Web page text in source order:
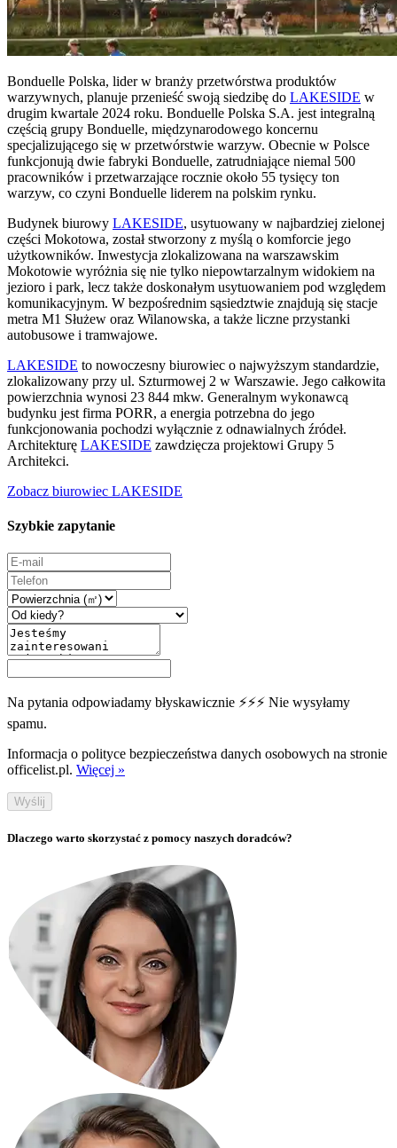
Bonduelle Polska, lider w branży przetwórstwa produktów
warzywnych, planuje przenieść swoją siedzibę do LAKESIDE w
drugim kwartale 2024 roku. Bonduelle Polska S.A. jest integralną
częścią grupy Bonduelle, międzynarodowego koncernu
specjalizującego się w przetwórstwie warzyw. Obecnie w Polsce
funkcjonują dwie fabryki Bonduelle, zatrudniające niemal 500
pracowników i przetwarzające rocznie około 55 tysięcy ton
warzyw, co czyni Bonduelle liderem na polskim rynku.
Budynek biurowy LAKESIDE, usytuowany w najbardziej zielonej
części Mokotowa, został stworzony z myślą o komforcie jego
użytkowników. Inwestycja zlokalizowana na warszawskim
Mokotowie wyróżnia się nie tylko niepowtarzalnym widokiem na
jezioro i park, lecz także doskonałym usytuowaniem pod względem
komunikacyjnym. W bezpośrednim sąsiedztwie znajdują się stacje
metra M1 Służew oraz Wilanowska, a także liczne przystanki
autobusowe i tramwajowe.
LAKESIDE to nowoczesny biurowiec o najwyższym standardzie,
zlokalizowany przy ul. Szturmowej 2 w Warszawie. Jego całkowita
powierzchnia wynosi 23 844 mkw. Generalnym wykonawcą
budynku jest firma PORR, a energia potrzebna do jego
funkcjonowania pochodzi wyłącznie z odnawialnych źródeł.
Architekturę LAKESIDE zawdzięcza projektowi Grupy 5
Architekci.
Zobacz biurowiec LAKESIDE
Szybkie zapytanie
Na pytania odpowiadamy błyskawicznie ⚡⚡⚡ Nie wysyłamy
spamu.
Informacja o polityce bezpieczeństwa danych osobowych na stronie
officelist.pl. Więcej »
Wyślij
Dlaczego warto skorzystać z pomocy naszych doradców?